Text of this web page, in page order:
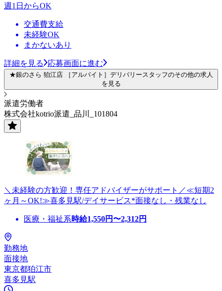
週1日からOK
交通費支給
未経験OK
まかないあり
詳細を見る 応募画面に進む
★銀のさら 狛江店 ［アルバイト］デリバリースタッフのその他の求人
を見る
派遣労働者
株式会社kotrio派遣_品川_101804
＼未経験の方歓迎！専任アドバイザーがサポート／≪短期2
ヶ月～OK!≫喜多見駅/デイサービス*面接なし・残業なし
医療・福祉系時給1,550円〜2,312円
勤務地
面接地
東京都狛江市
喜多見駅